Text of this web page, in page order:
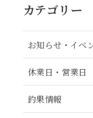
カテゴリー
お知らせ・イベ
休業日・営業日
釣果情報